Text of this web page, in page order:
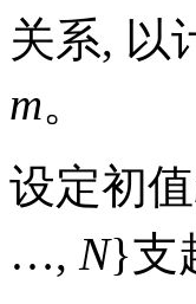
关系, 以
m。
设定初值
…, N}支